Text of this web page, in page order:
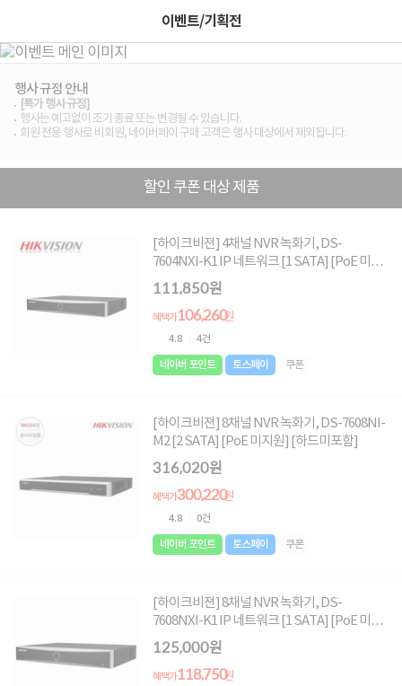
이벤트/기획전
행사 규정 안내
[특가 행사 규정]
행사는 예고없이 조기 종료 또는 변경될 수 있습니다.
회원 전용 행사로 비회원, 네이버페이 구매 고객은 행사 대상에서 제외됩니다.
할인 쿠폰 대상 제품
[하이크비젼] 4채널 NVR 녹화기, DS-
7604NXI-K1 IP 네트워크 [1 SATA] [PoE 미지
원] [하드미포함]
111,850원
혜택가106,260원
4.8 4건
네이버 포인트 토스페이 쿠폰
[하이크비젼] 8채널 NVR 녹화기, DS-7608NI-
M2 [2 SATA] [PoE 미지원] [하드미포함]
316,020원
혜택가300,220원
4.8 0건
네이버 포인트 토스페이 쿠폰
[하이크비젼] 8채널 NVR 녹화기, DS-
7608NXI-K1 IP 네트워크 [1 SATA] [PoE 미지
원] [하드미포함]
125,000원
혜택가118,750원